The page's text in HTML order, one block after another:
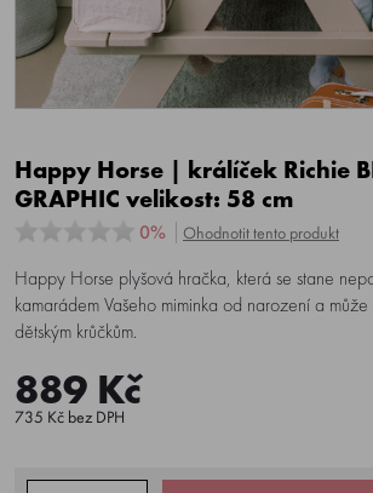
Happy Horse | králíček Richie
GRAPHIC velikost: 58 cm
0% Ohodnotit tento produkt
Happy Horse plyšová hračka, která se stane
kamarádem Vašeho miminka od narození a
dětským krůčkům.
889 Kč
735 Kč bez DPH